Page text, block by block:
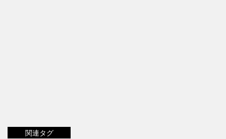
関連タグ